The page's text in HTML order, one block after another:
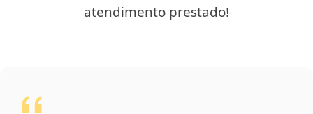
atendimento prestado!